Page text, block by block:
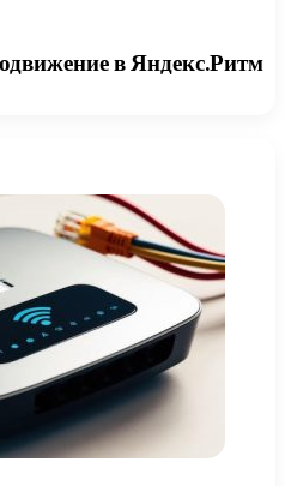
в Яндекс.Ритм